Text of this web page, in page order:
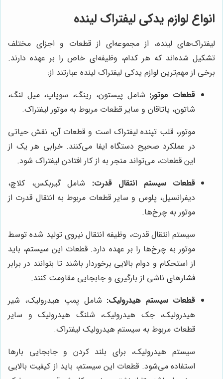
انواع لوازم یدکی لیفتراک لینده
لیفتراک‌های لینده، از مجموعه‌ای از قطعات و اجزای مختلف
تشکیل شده‌اند که هر کدام، وظیفه‌ای خاص را بر عهده دارند.
برخی از مهم‌ترین لوازم یدکی لیفتراک لینده عبارتند از:
قطعات موتور: شامل پیستون، رینگ، سوپاپ، میل لنگ،
شاتون، یاتاقان و سایر قطعات مربوط به موتور لیفتراک.
موتور، قلب تپنده لیفتراک است و قطعات آن، نقش حیاتی
در عملکرد صحیح دستگاه ایفا می‌کنند. خرابی هر یک از
این قطعات، می‌تواند منجر به از کار افتادن لیفتراک شود.
قطعات سیستم انتقال قدرت: شامل گیربکس، کلاچ،
دیفرانسیل، پلوس و سایر قطعات مربوط به انتقال قدرت از
موتور به چرخ‌ها.
سیستم انتقال قدرت، وظیفه انتقال نیروی تولید شده توسط
موتور به چرخ‌ها را بر عهده دارد. قطعات این سیستم، باید
از استحکام و دوام بالایی برخوردار باشند تا بتوانند در برابر
فشارهای ناشی از بارگیری و جابجایی مقاومت کنند.
قطعات سیستم هیدرولیک: شامل پمپ هیدرولیک، شیر
هیدرولیک، جک هیدرولیک، شلنگ هیدرولیک و سایر
قطعات مربوط به سیستم هیدرولیک لیفتراک.
سیستم هیدرولیک، برای بلند کردن و جابجایی بارها
استفاده می‌شود. قطعات این سیستم، باید از کیفیت بالایی